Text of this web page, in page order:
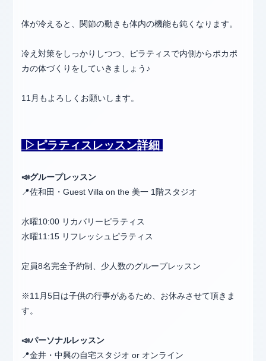
体が冷えると、関節の動きも体内の機能も鈍くなります。
冷え対策をしっかりしつつ、ピラティスで内側からポカポ
カの体づくりをしていきましょう♪
11月もよろしくお願いします。
▷ピラティス レッスン詳細
📣グループレッスン
📍佐和田・Guest Villa on the 美一 1階スタジオ
水曜10:00 リカバリーピラティス
水曜11:15 リフレッシュピラティス
定員8名完全予約制、少人数のグループレッスン
※11月5日は子供の行事があるため、お休みさせて頂きま
す。
📣パーソナルレッスン
📍金井・中興の自宅スタジオ or オンライン